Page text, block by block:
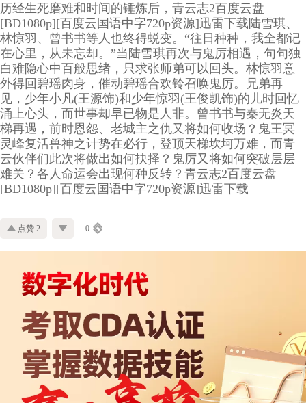
历经生死磨难和时间的锤炼后，青云志2百度云盘
[BD1080p][百度云国语中字720p资源]迅雷下载陆雪琪、
林惊羽、曾书书等人也终得蜕变。“往日种种，我全都记
在心里，从未忘却。”当陆雪琪再次与鬼厉相遇，句句独
白难隐心中百般思绪，只求张师弟可以回头。林惊羽意
外得回碧瑶肉身，催动碧瑶合欢铃召唤鬼厉。兄弟再
见，少年小凡(王源饰)和少年惊羽(王俊凯饰)的儿时回忆
涌上心头，而世事却早已物是人非。曾书书与秦无炎天
梯再遇，前时恩怨、老城主之仇又将如何收场？鬼王冥
灵峰复活兽神之计势在必行，登顶天梯坎坷万难，而青
云伙伴们此次将做出如何抉择？鬼厉又将如何突破层层
难关？各人命运会出现何种反转？青云志2百度云盘
[BD1080p][百度云国语中字720p资源]迅雷下载
点赞 2 0